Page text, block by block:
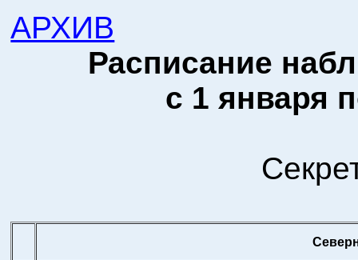
АРХИВ
Расписание
с 1 января